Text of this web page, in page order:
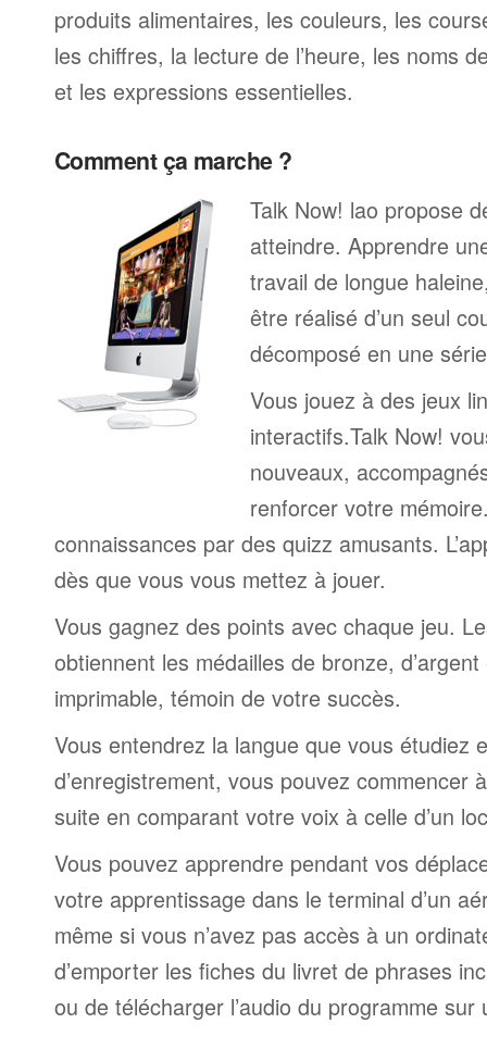
produits alimentaires, les couleurs, les
les chiffres, la lecture de l’heure, les noms
et les expressions essentielles.
Comment ça marche ?
Talk Now! lao propose
atteindre. Apprendre
travail de longue
être réalisé d’un seul
décomposé en une
Vous jouez à des jeux
interactifs.Talk Now!
nouveaux,
renforcer votre
connaissances par des quizz amusants.
dès que vous vous mettez à jouer.
Vous gagnez des points avec chaque jeu.
obtiennent les médailles de bronze,
imprimable, témoin de votre succès.
Vous entendrez la langue que vous étudiez
d’enregistrement, vous pouvez commencer
suite en comparant votre voix à celle d’un
Vous pouvez apprendre pendant vos
votre apprentissage dans le terminal d’un
même si vous n’avez pas accès à un
d’emporter les fiches du livret de phrases
ou de télécharger l’audio du programme sur